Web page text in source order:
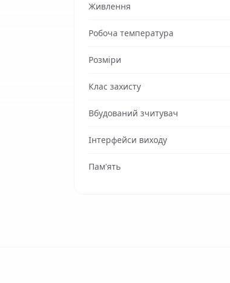
Живлення
Робоча температура
Розміри
Клас захисту
Вбудований зчитувач
Інтерфейси виходу
Пам'ять